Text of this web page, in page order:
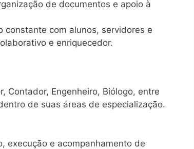
de documentos e apoio à
constante com alunos, servidores e
e enriquecedor.
Contador, Engenheiro, Biólogo, entre
de suas áreas de especialização.
execução e acompanhamento de